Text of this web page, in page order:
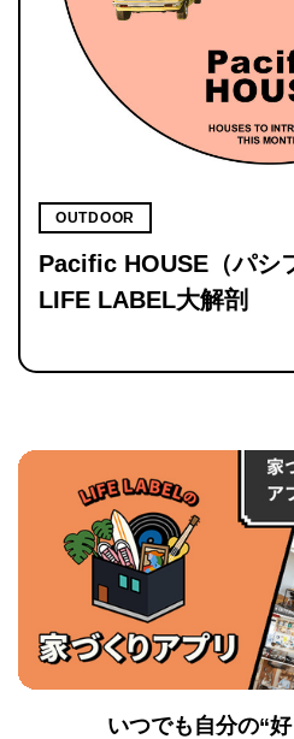
OUTDOOR
Pacific HOUSE（パシ
LIFE LABEL大解剖
いつでも自分の“好